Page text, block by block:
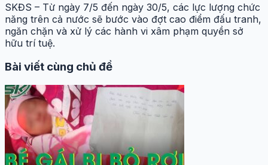
SKĐS – Từ ngày 7/5 đến ngày 30/5, các lực lượng chức
năng trên cả nước sẽ bước vào đợt cao điểm đấu tranh,
ngăn chặn và xử lý các hành vi xâm phạm quyền sở
hữu trí tuệ.
Bài viết cùng chủ đề